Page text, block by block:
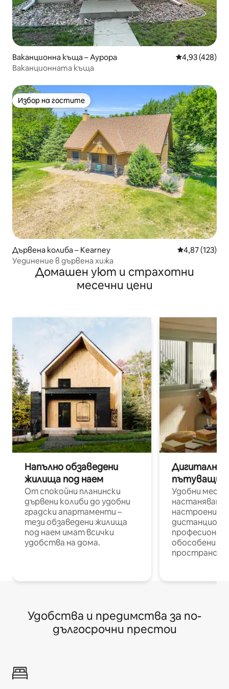
Ваканционна къща – Аурора Средна
4,93 (428)
Ваканционната къща
Избор на гостите
Избор на гостите
Дървена колиба – Kearney Средна
4,87 (123)
Уединение в дървена хижа
Домашен уют и страхотни
месечни цени
Напълно обзаведени
жилища под наем
От спокойни планински
дървени колиби до удобни
градски апартаменти –
тези обзаведени жилища
под наем имат всички
удобства на дома.
Дигитални
пътуващи
Удобни
настаняване
настроени и
обособени
Удобства и предимства за по-
дългосрочни престои